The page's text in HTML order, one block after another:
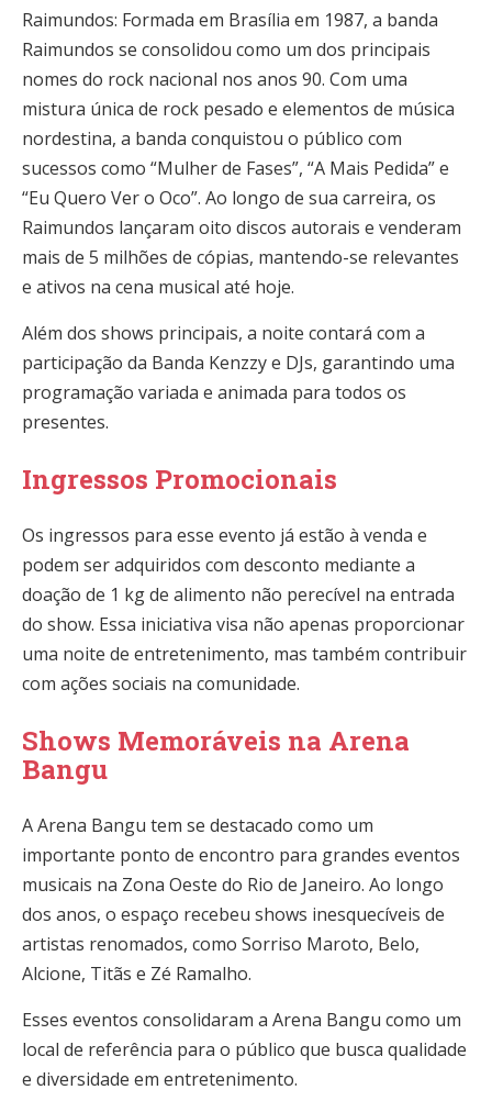
Raimundos: Formada em Brasília em 1987, a banda
Raimundos se consolidou como um dos principais
nomes do rock nacional nos anos 90. Com uma
mistura única de rock pesado e elementos de música
nordestina, a banda conquistou o público com
sucessos como “Mulher de Fases”, “A Mais Pedida” e
“Eu Quero Ver o Oco”. Ao longo de sua carreira, os
Raimundos lançaram oito discos autorais e venderam
mais de 5 milhões de cópias, mantendo-se relevantes
e ativos na cena musical até hoje.
Além dos shows principais, a noite contará com a
participação da Banda Kenzzy e DJs, garantindo uma
programação variada e animada para todos os
presentes.
Ingressos Promocionais
Os ingressos para esse evento já estão à venda e
podem ser adquiridos com desconto mediante a
doação de 1 kg de alimento não perecível na entrada
do show. Essa iniciativa visa não apenas proporcionar
uma noite de entretenimento, mas também contribuir
com ações sociais na comunidade.
Shows Memoráveis na Arena
Bangu
A Arena Bangu tem se destacado como um
importante ponto de encontro para grandes eventos
musicais na Zona Oeste do Rio de Janeiro. Ao longo
dos anos, o espaço recebeu shows inesquecíveis de
artistas renomados, como Sorriso Maroto, Belo,
Alcione, Titãs e Zé Ramalho.
Esses eventos consolidaram a Arena Bangu como um
local de referência para o público que busca qualidade
e diversidade em entretenimento.